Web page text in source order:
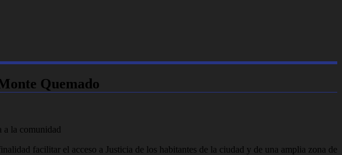
Quemado
a la comunidad
facilitar el acceso a Justicia de los habitantes de la ciudad y de una amplia zona de